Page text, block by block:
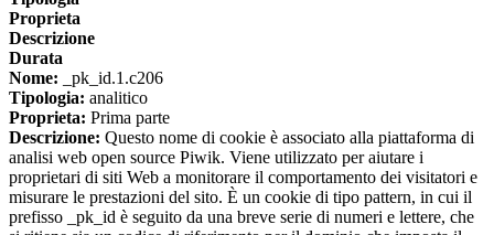
Proprieta
Descrizione
Durata
Nome: _pk_id.1.c206
Tipologia: analitico
Proprieta: Prima parte
Descrizione: Questo nome di cookie è associato alla piattaforma di
analisi web open source Piwik. Viene utilizzato per aiutare i
proprietari di siti Web a monitorare il comportamento dei visitatori e
misurare le prestazioni del sito. È un cookie di tipo pattern, in cui il
prefisso _pk_id è seguito da una breve serie di numeri e lettere, che